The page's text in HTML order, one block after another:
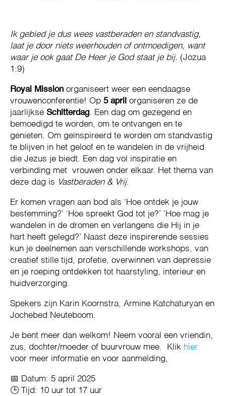
Ik gebied je dus wees vastberaden en standvastig,
laat je door niets weerhouden of ontmoedigen, want
waar je ook gaat De Heer je God staat je bij. (Jozua
1:9)
Royal Mission organiseert weer een eendaagse
vrouwenconferentie! Op 5 april organiseren ze de
jaarlijkse Schitterdag. Een dag om gezegend en
bemoedigd te worden, om te ontvangen en te
genieten. Om geïnspireerd te worden om standvastig
te blijven in het geloof en te wandelen in de vrijheid
die Jezus je biedt. Een dag vol inspiratie en
verbinding met vrouwen onder elkaar. Het thema van
deze dag is Vastberaden & Vrij.
Er komen vragen aan bod als ‘Hoe ontdek je jouw
bestemming?’ ‘Hoe spreekt God tot je?’ ‘Hoe mag je
wandelen in de dromen en verlangens die Hij in je
hart heeft gelegd?’ Naast deze inspirerende sessies
kun je deelnemen aan verschillende workshops, van
creatief stille tijd, profetie, overwinnen van depressie
en je roeping ontdekken tot haarstyling, interieur en
huidverzorging.
Spekers zijn Karin Koornstra, Armine Katchaturyan en
Jochebed Neuteboom.
Je bent meer dan welkom! Neem vooral een vriendin,
zus, dochter/moeder of buurvrouw mee. Klik hier
voor meer informatie en voor aanmelding,
📅 Datum: 5 april 2025
🕒 Tijd: 10 uur tot 17 uur